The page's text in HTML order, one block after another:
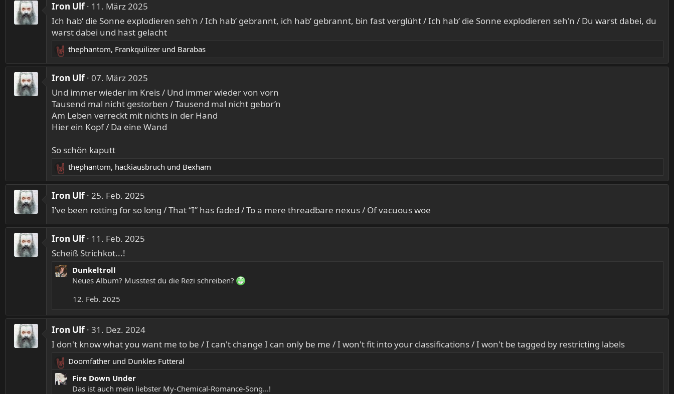
e
:
a
t
i
o
n
e
n
:
Iron Ulf
11. März 2025
Ich hab‘ die Sonne explodieren seh'n / Ich hab‘ gebrannt, ich hab‘ gebrannt, bin fast verglüht / Ich hab‘ die Sonne explodieren seh'n / Du warst dabei, du
warst dabei und hast gelacht
R
e
a
t
i
o
n
n
thephantom, Frankquilizer und Barabas
Iron Ulf 07. März 2025
Und immer wieder im Kreis / Und immer wieder von vorn
Tausend mal nicht gestorben / Tausend mal nicht gebor’n
Am Leben verreckt mit nichts in der Hand
Hier ein Kopf / Da eine Wand
So schön kaputt
R
e
a
t
i
o
n
e
n
:
thephantom, hackiausbruch und Bexham
Iron Ulf 25. Feb. 2025
I’ve been rotting for so long / That “I” has faded / To a mere threadbare nexus / Of vacuous woe
Iron Ulf
11. Feb. 2025
Scheiß Strichkot...!
Dunkeltroll
Neues Album? Musstest du die Rezi schreiben?
12. Feb. 2025
Iron Ulf 31. Dez. 2024
I don't know what you want me to be / I can't change I can only be me / I won't fit into your classifications / I won't be tagged by restricting labels
R
e
a
Doomfather und Dunkles Futteral
Fire Down Under
Das ist auch mein liebster My-Chemical-Romance-Song...!